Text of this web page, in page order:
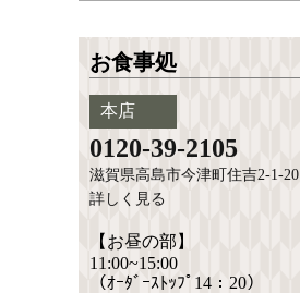
お食事処
本店
0120-39-2105
滋賀県高島市今津町住吉2-1-20
詳しく見る
【お昼の部】
11:00~15:00
（ｵｰﾀﾞｰｽﾄｯﾌﾟ14：20）